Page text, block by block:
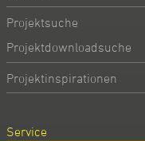
Projektsuche
Projektdownloadsuche
Projektinspirationen
Service